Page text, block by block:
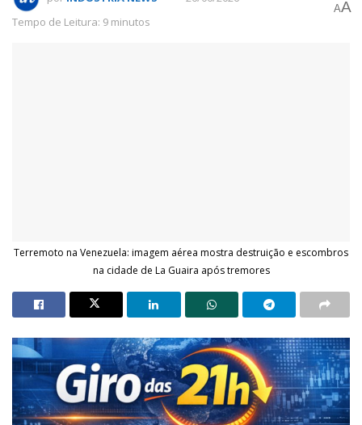
Tempo de Leitura: 9 minutos
AA
Terremoto na Venezuela: imagem aérea mostra destruição e escombros
na cidade de La Guaira após tremores